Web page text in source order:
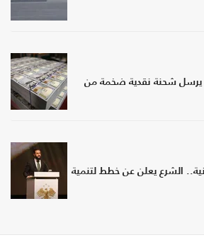
يرسل شحنة نقدية ضخمة من
الشرع يعلن عن خطط لتنمية